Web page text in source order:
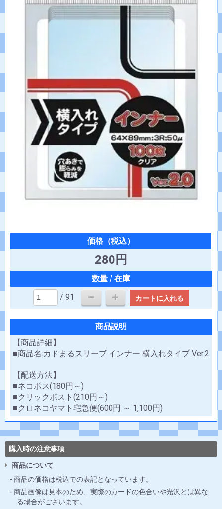
280円
/ 91 カートに入れる
商品説明
【商品詳細】
■商品名:カドまるスリーブ インナー 横入れタイプ Ver.2
【配送方法】
■ネコポス(180円～)
■クリックポスト(210円～)
■クロネコヤマト宅急便(600円 ～ 1,100円)
購入時の注意事項
商品について
商品の価格は税込での表記となっています。
商品画像は見本のため、実際のカードの色合いや光沢とは異な
る場合がございます。